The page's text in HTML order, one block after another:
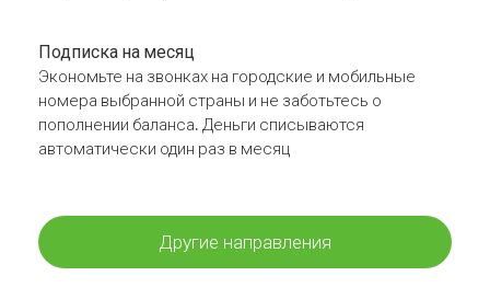
Подписка на месяц
Экономьте на звонках на городские и мобильные
номера выбранной страны и не заботьтесь о
пополнении баланса. Деньги списываются
автоматически один раз в месяц
Другие направления